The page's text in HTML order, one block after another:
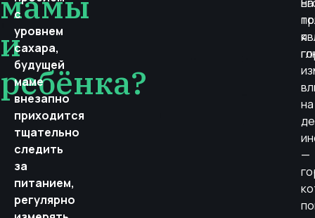
и
ребёнка?
с
уровнем
сахара,
будущей
маме
внезапно
приходится
тщательно
следить
за
питанием,
регулярно
на
—
к